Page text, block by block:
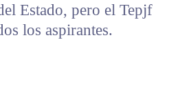
Estado, pero el Tepjf
los aspirantes.